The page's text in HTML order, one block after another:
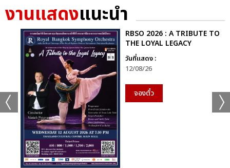
งานแสดงแนะนำ
RBSO 2026 : A TRIBUTE TO
THE LOYAL LEGACY
วันที่แสดง :
12/08/26
จองตั๋ว